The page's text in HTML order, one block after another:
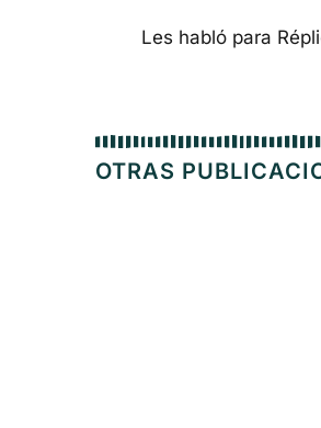
Les habló para
OTRAS